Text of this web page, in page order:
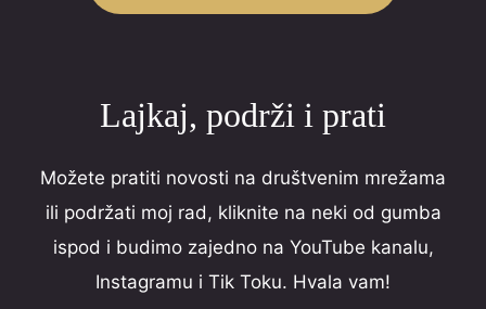
Lajkaj, podrži i prati
Možete pratiti novosti na društvenim mrežama
ili podržati moj rad, kliknite na neki od gumba
ispod i budimo zajedno na YouTube kanalu,
Instagramu i Tik Toku. Hvala vam!